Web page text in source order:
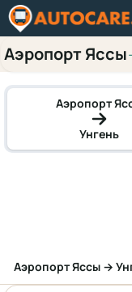
Аэропорт Яссы
Аэропорт
Унгень
Аэропорт Яссы →